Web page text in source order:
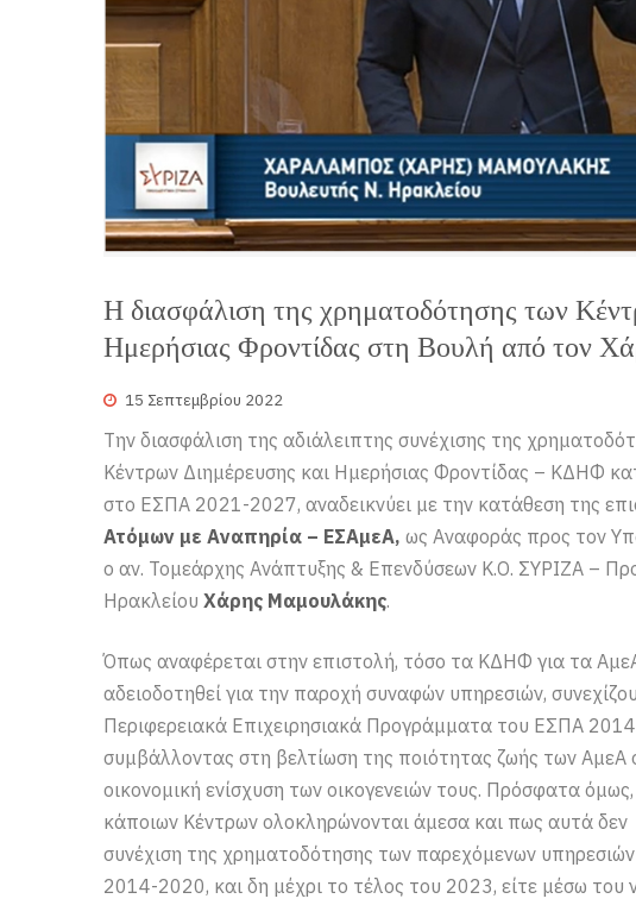
Η διασφάλιση της χρηματοδότησης των
Ημερήσιας Φροντίδας στη Βουλή από τον
15 Σεπτεμβρίου 2022
Την διασφάλιση της αδιάλειπτης συνέχισης της
Κέντρων Διημέρευσης και Ημερήσιας Φροντίδας – ΚΔΗΦ
στο ΕΣΠΑ 2021-2027, αναδεικνύει με την κατάθεση της
Ατόμων με Αναπηρία – ΕΣΑμεΑ, ως Αναφοράς προς τον
ο αν. Τομεάρχης Ανάπτυξης & Επενδύσεων Κ.Ο. ΣΥΡΙΖΑ –
Ηρακλείου Χάρης Μαμουλάκης.
Όπως αναφέρεται στην επιστολή, τόσο τα ΚΔΗΦ για τα
αδειοδοτηθεί για την παροχή συναφών υπηρεσιών,
Περιφερειακά Επιχειρησιακά Προγράμματα του ΕΣΠΑ
συμβάλλοντας στη βελτίωση της ποιότητας ζωής των ΑμεΑ
οικονομική ενίσχυση των οικογενειών τους. Πρόσφατα
κάποιων Κέντρων ολοκληρώνονται άμεσα και πως αυτά δεν
συνέχιση της χρηματοδότησης των παρεχόμενων
2014-2020, και δη μέχρι το τέλος του 2023, είτε μέσω